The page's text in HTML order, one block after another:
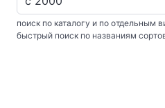
поиск по каталогу и по отдельным
быстрый поиск по названиям